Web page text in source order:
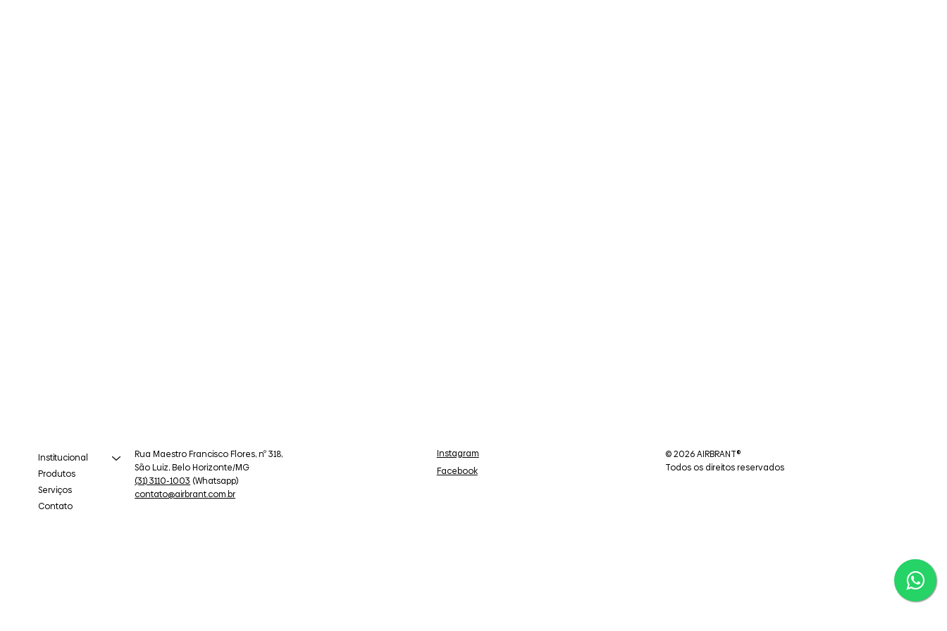
Institucional
Produtos
Serviços
Contato
Rua Maestro Francisco Flores, nº 318,
São Luiz, Belo Horizonte/MG
(31) 3110-1003 (Whatsapp)
contato@airbrant.com.br
Instagram
Facebook
© 2026 AIRBRANT®
Todos os direitos reservados